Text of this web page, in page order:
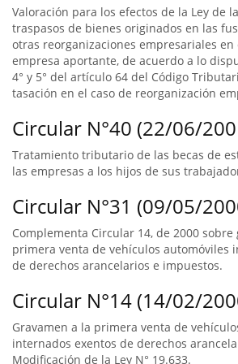
Valoración para los efectos de la Ley de
traspasos de bienes originados en las
otras reorganizaciones empresariales
empresa aportante, de acuerdo a lo
4° y 5° del artículo 64 del Código
tasación en el caso de reorganización
Circular N°40 (22/06/
Tratamiento tributario de las becas de
las empresas a los hijos de sus
Circular N°31 (09/05/
Complementa Circular 14, de 2000 sobre
primera venta de vehículos automóviles
de derechos arancelarios e impuestos.
Circular N°14 (14/02/
Gravamen a la primera venta de
internados exentos de derechos
Modificación de la Ley N° 19.633.